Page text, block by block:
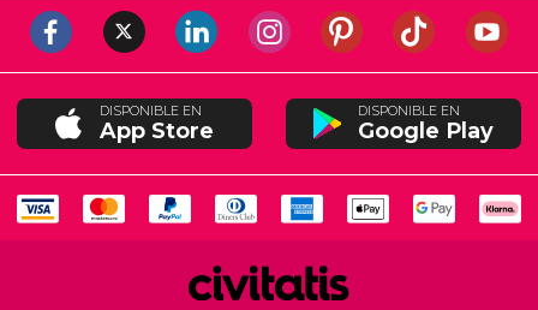
DISPONIBLE EN
App Store
DISPONIBLE EN
Google Play